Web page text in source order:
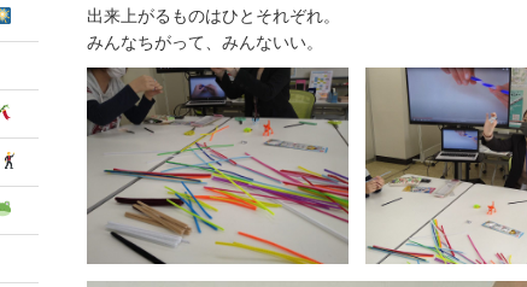
出来上がるものはひとそれぞれ。
みんなちがって、みんないい。